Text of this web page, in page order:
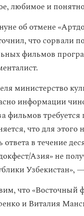
любимое и
об отмене
что сорвали
фильмов
министерство
информации
фильмов
что для
ответа в течение
Азия» не
Узбекистан»,
что «Восточный
и Виталия